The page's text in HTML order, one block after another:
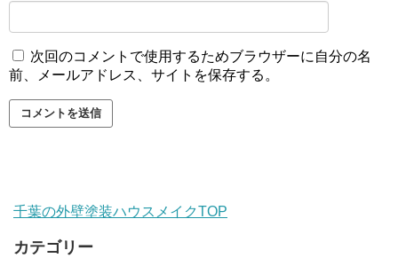
次回のコメントで使用するためブラウザーに自分の名
前、メールアドレス、サイトを保存する。
千葉の外壁塗装ハウスメイクTOP
カテゴリー